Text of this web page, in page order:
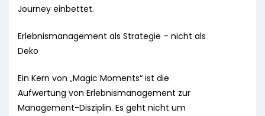
Journey einbettet.
Erlebnismanagement als Strategie – nicht als
Deko
Ein Kern von „Magic Moments“ ist die
Aufwertung von Erlebnismanagement zur
Management-Disziplin. Es geht nicht um